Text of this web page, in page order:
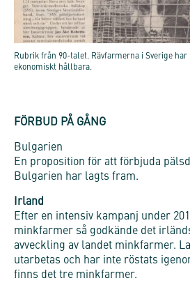
Rubrik från 90-talet. Rävfarmerna i Sverige
ekonomiskt hållbara.
FÖRBUD PÅ GÅNG
Bulgarien
En proposition för att förbjuda
Bulgarien har lagts fram.
Irland
Efter en intensiv kampanj under
minkfarmer så godkände det
avveckling av landet minkfarmer.
utarbetas och har inte röstats
finns det tre minkfarmer.